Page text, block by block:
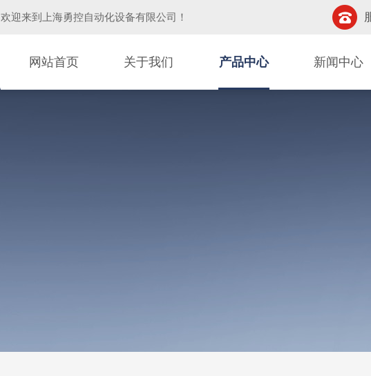
欢迎来到 上海勇控自动化设备有限公司 ！
网站首页 关于我们 产品中心 新闻中心